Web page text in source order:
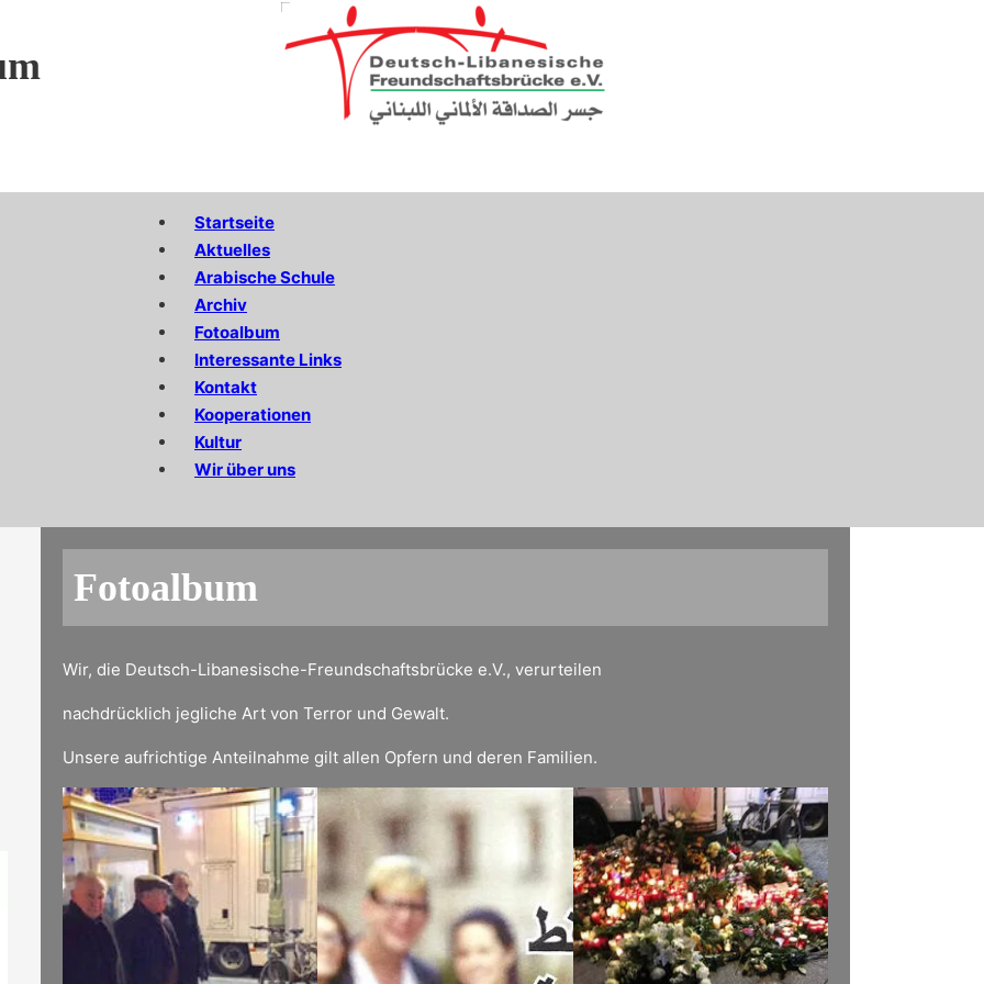
Startseite
Aktuelles
Arabische Schule
Archiv
Fotoalbum
Interessante Links
Kontakt
Kooperationen
Kultur
Wir über uns
Fotoalbum
Wir, die Deutsch-Libanesische-Freundschaftsbrücke e.V., verurteilen
nachdrücklich jegliche Art von Terror und Gewalt.
Unsere aufrichtige Anteilnahme gilt allen Opfern und deren Familien.